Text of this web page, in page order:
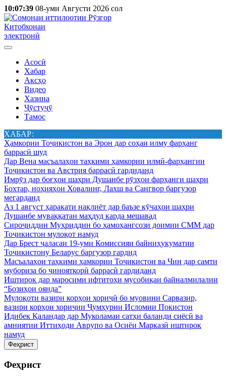
10:07:39 08-уми Августи 2026 сол
Китобхонаи
электронӣ
Асосӣ
Хабар
Аксҳо
Видео
Хазина
Ҷӯстуҷӯ
Тамос
ХАБАР:
Ҳамкории Тоҷикистон ва Эрон дар соҳаи илму фарҳанг
баррасӣ шуд
Дар Вена масъалаҳои таҳкими ҳамкории илмӣ-фарҳангии
Тоҷикистон ва Австрия баррасӣ гардиданд
Имрӯз дар боғҳои шаҳри Душанбе рӯзҳои фарҳанги шаҳри
Бохтар, ноҳияҳои Ховалинг, Лахш ва Сангвор баргузор
мегарданд
Аз 1 август ҳаракати нақлиёт дар баъзе кӯчаҳои шаҳри
Душанбе муваққатан маҳдуд карда мешавад
Сироҷиддин Муҳриддин бо ҳамоҳангсози доимии СММ дар
Тоҷикистон мулоқот намуд
Дар Брест ҷаласаи 19-уми Комиссияи байниҳукуматии
Тоҷикистону Беларус баргузор гардид
Масъалаҳои таҳкими ҳамкории Тоҷикистон ва Чин дар самти
мубориза бо ҷинояткорӣ баррасӣ гардиданд
Иштирок дар маросими ифтитоҳи мусобиқаи байналмилалии
“Бозиҳои оянда”
Мулоқоти вазири корҳои хориҷӣ бо муовини Сарвазир,
вазири корҳои хориҷии Ҷумҳурии Исломии Покистон
Идибек Қаландар дар Муколамаи сатҳи баланди сиёсӣ ва
амниятии Иттиҳоди Аврупо ва Осиёи Марказӣ иштирок
намуд
Феҳрист
Феҳрист